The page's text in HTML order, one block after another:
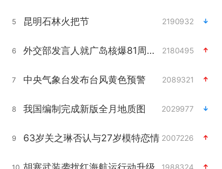
5 昆明石林火把节 2190932
6 外交部发言人就广岛核爆81周年等答记者问 2180495
7 中央气象台发布台风黄色预警 2089321
8 我国编制完成新版全月地质图 2029977
9 63岁关之琳否认与27岁模特恋情 2007226
10 1988324